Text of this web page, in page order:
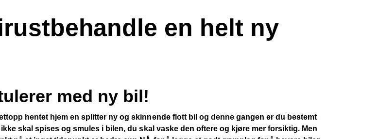
en helt ny
med ny bil!
hentet hjem en splitter ny og skinnende flott bil og denne gangen er du bestemt
ikke skal spises og smules i bilen, du skal vaske den oftere og kjøre mer forsiktig. Men